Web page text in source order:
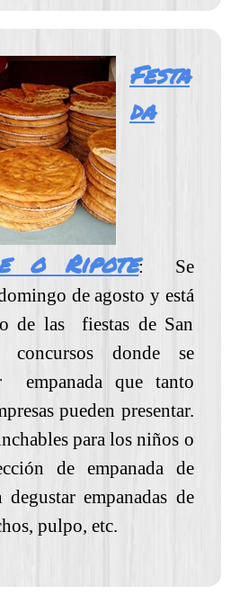
Festa
da
e o Ripote: Se
de agosto y está
de las fiestas de San
concursos donde se
empanada que tanto
pueden presentar.
para los niños o
de empanada de
empanadas de
pulpo, etc.